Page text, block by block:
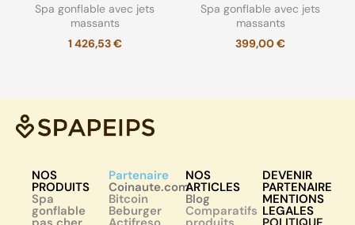
Spa gonflable avec jets
massants
1 426,53€
Spa gonflable avec jets
massants
399,00€
NOS
PRODUITS
Spa
gonflable
Partenaire
Coinaute.com
Bitcoin
Beburger
NOS
ARTICLES
Blog
Comparatifs
DEVENIR
PARTENAIRE
MENTIONS
LEGALES